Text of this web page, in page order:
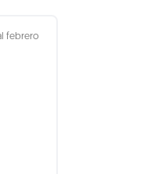
febrero